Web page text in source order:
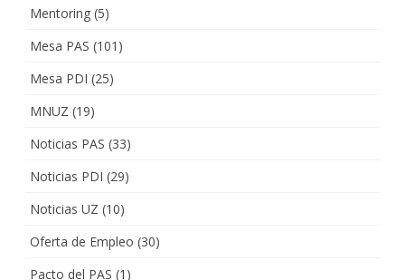
Mentoring (5)
Mesa PAS (101)
Mesa PDI (25)
MNUZ (19)
Noticias PAS (33)
Noticias PDI (29)
Noticias UZ (10)
Oferta de Empleo (30)
Pacto del PAS (1)